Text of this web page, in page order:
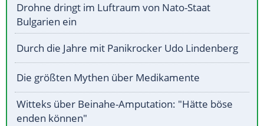
Drohne dringt im Luftraum von Nato-Staat
Bulgarien ein
Durch die Jahre mit Panikrocker Udo Lindenberg
Die größten Mythen über Medikamente
Witteks über Beinahe-Amputation: "Hätte böse
enden können"